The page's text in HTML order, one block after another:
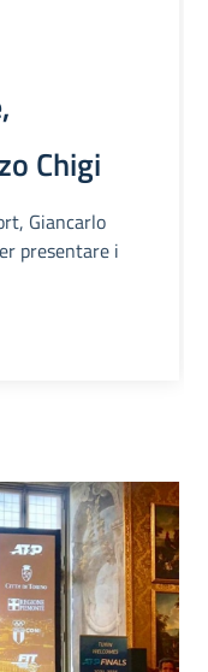
Chigi
Giancarlo
presentare i